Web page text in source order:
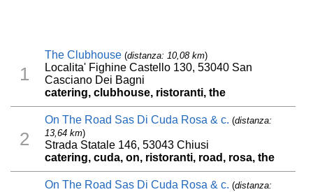
1
The Clubhouse (distanza: 10,08 km)
Localita' Fighine Castello 130, 53040 San
Casciano Dei Bagni
catering, clubhouse, ristoranti, the
2
On The Road Sas Di Cuda Rosa & c. (distanza:
13,64 km)
Strada Statale 146, 53043 Chiusi
catering, cuda, on, ristoranti, road, rosa, the
On The Road Sas Di Cuda Rosa & c. (distanza: